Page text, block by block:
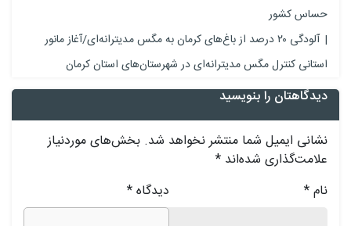
حساس کشور
آلودگی ۲۰ درصد از باغ‌های کرمان به مگس مدیترانه‌ای/آغاز مانور
استانی کنترل مگس مدیترانه‌ای در شهرستان‌های استان کرمان
دیدگاهتان را بنویسید
نشانی ایمیل شما منتشر نخواهد شد.بخش‌های موردنیاز
علامت‌گذاری شده‌اند*
دیدگاه* نام*